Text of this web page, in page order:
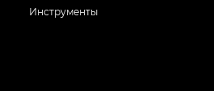
Инструменты